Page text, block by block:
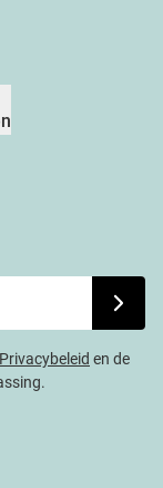
Privacybeleid en de